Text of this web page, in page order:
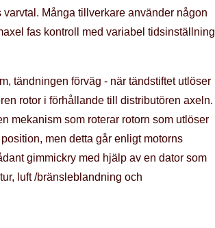
Många tillverkare använder någon
fas kontroll med variabel tidsinställning
tändningen förväg - när tändstiftet utlöser
rotor i förhållande till distributören axeln.
mekanism som roterar rotorn som utlöser
men detta går enligt motorns
gimmickry med hjälp av en dator som
luft /bränsleblandning och